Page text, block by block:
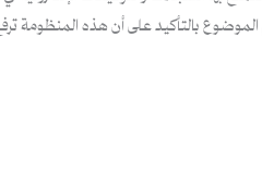
الموضوع بالتأكيد على أن هذه